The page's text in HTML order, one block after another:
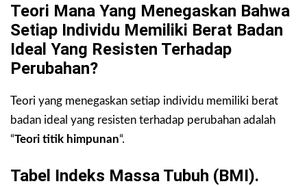
Teori Mana Yang Menegaskan Bahwa
Setiap Individu Memiliki Berat Badan
Ideal Yang Resisten Terhadap
Perubahan?
Teori yang menegaskan setiap individu memiliki berat
badan ideal yang resisten terhadap perubahan adalah
“Teori titik himpunan“.
Tabel Indeks Massa Tubuh (BMI).